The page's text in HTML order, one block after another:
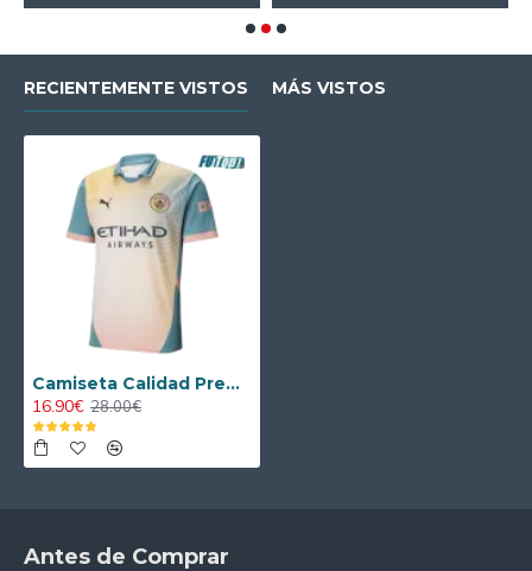
RECIENTEMENTE VISTOS MÁS VISTOS
Camiseta Calidad Premium Manchester City 4th 2024/25
16.90€ 28.00€
Antes de Comprar